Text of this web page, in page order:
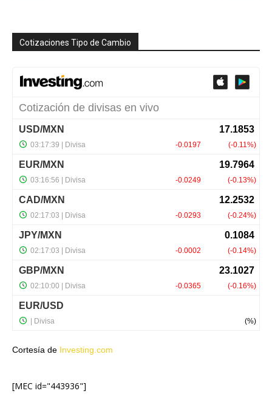
Cotizaciones Tipo de Cambio
Cortesía de Investing.com
[MEC id="443936"]